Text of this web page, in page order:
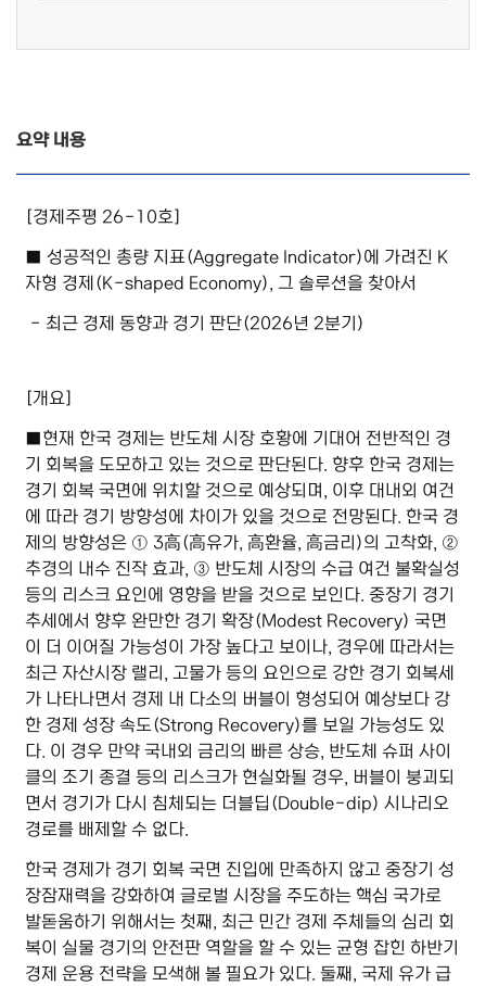
요약 내용
[경제주평 26-10호]
■ 성공적인 총량 지표(Aggregate Indicator)에 가려진 K
자형 경제(K-shaped Economy), 그 솔루션을 찾아서
- 최근 경제 동향과 경기 판단(2026년 2분기)
[개요]
■현재 한국 경제는 반도체 시장 호황에 기대어 전반적인 경
기 회복을 도모하고 있는 것으로 판단된다. 향후 한국 경제는
경기 회복 국면에 위치할 것으로 예상되며, 이후 대내외 여건
에 따라 경기 방향성에 차이가 있을 것으로 전망된다. 한국 경
제의 방향성은 ① 3高(高유가, 高환율, 高금리)의 고착화, ②
추경의 내수 진작 효과, ③ 반도체 시장의 수급 여건 불확실성
등의 리스크 요인에 영향을 받을 것으로 보인다. 중장기 경기
추세에서 향후 완만한 경기 확장(Modest Recovery) 국면
이 더 이어질 가능성이 가장 높다고 보이나, 경우에 따라서는
최근 자산시장 랠리, 고물가 등의 요인으로 강한 경기 회복세
가 나타나면서 경제 내 다소의 버블이 형성되어 예상보다 강
한 경제 성장 속도(Strong Recovery)를 보일 가능성도 있
다. 이 경우 만약 국내외 금리의 빠른 상승, 반도체 슈퍼 사이
클의 조기 종결 등의 리스크가 현실화될 경우, 버블이 붕괴되
면서 경기가 다시 침체되는 더블딥(Double-dip) 시나리오
경로를 배제할 수 없다.
한국 경제가 경기 회복 국면 진입에 만족하지 않고 중장기 성
장잠재력을 강화하여 글로벌 시장을 주도하는 핵심 국가로
발돋움하기 위해서는 첫째, 최근 민간 경제 주체들의 심리 회
복이 실물 경기의 안전판 역할을 할 수 있는 균형 잡힌 하반기
경제 운용 전략을 모색해 볼 필요가 있다. 둘째, 국제 유가 급